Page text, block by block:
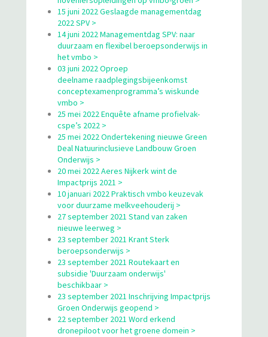
15 juni 2022 Geslaagde managementdag
2022 SPV >
14 juni 2022 Managementdag SPV: naar
duurzaam en flexibel beroepsonderwijs in
het vmbo >
03 juni 2022 Oproep
deelname raadplegingsbijeenkomst
conceptexamenprogramma’s wiskunde
vmbo >
25 mei 2022 Enquête afname profielvak-
cspe’s 2022 >
25 mei 2022 Ondertekening nieuwe Green
Deal Natuurinclusieve Landbouw Groen
Onderwijs >
20 mei 2022 Aeres Nijkerk wint de
Impactprijs 2021 >
10 januari 2022 Praktisch vmbo keuzevak
voor duurzame melkveehouderij >
27 september 2021 Stand van zaken
nieuwe leerweg >
23 september 2021 Krant Sterk
beroepsonderwijs >
23 september 2021 Routekaart en
subsidie 'Duurzaam onderwijs'
beschikbaar >
23 september 2021 Inschrijving Impactprijs
Groen Onderwijs geopend >
22 september 2021 Word erkend
dronepiloot voor het groene domein >